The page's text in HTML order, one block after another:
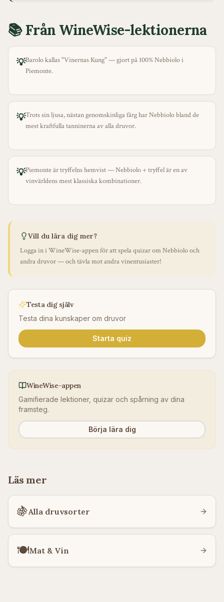
📚 Från WineWise-lektionerna
💡Barolo kallas "Vinernas Kung" — gjort på 100% Nebbiolo i
Piemonte.
💡Trots sin ljusa, nästan genomskinliga färg har Nebbiolo bland de
mest kraftfulla tanninerna av alla druvor.
💡Piemonte är tryffelns hemvist — Nebbiolo + tryffel är en av
vinvärldens mest klassiska kombinationer.
Vill du lära dig mer?
Logga in i WineWise-appen för att spela quizar omNebbiolooch
andra druvor — och tävla mot andra vinentusiaster!
Testa dig själv
Testa dina kunskaper om druvor
Starta quiz
WineWise-appen
Gamifierade lektioner, quizar och spårning av dina
framsteg.
Börja lära dig
Läs mer
🍇Alla druvsorter
🍽️Mat & Vin